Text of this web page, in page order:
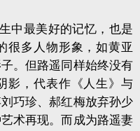
中最美好的记忆，也是
很多人物形象，如黄亚
。但路遥同样始终没有
影，代表作《人生》与
巧珍、郝红梅放弃孙少
术再现。而成为路遥妻